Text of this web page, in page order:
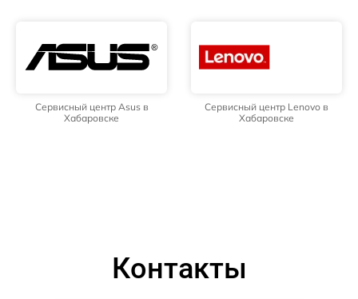
Сервисный центр Asus в
Хабаровске
Сервисный центр Lenovo в
Хабаровске
Контакты